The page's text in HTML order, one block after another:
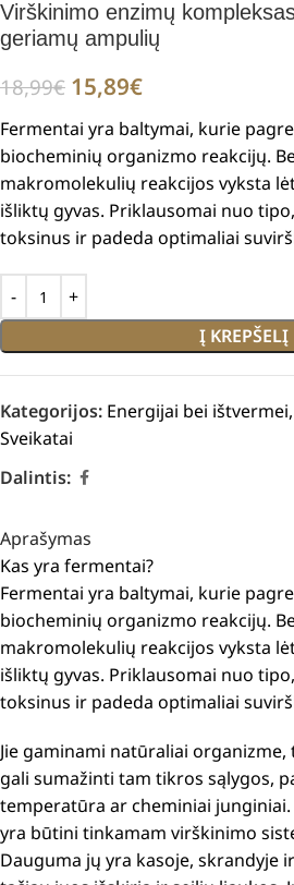
Virškinimo enzimų
geriamų ampulių
18,99€ 15,89€
Fermentai yra baltymai, kurie
biocheminių organizmo reakcijų.
makromolekulių reakcijos vyksta
išliktų gyvas. Priklausomai nuo
toksinus ir padeda optimaliai
Į KREPŠELĮ
Kategorijos: Energijai bei ištvermei,
Sveikatai
Dalintis:
Aprašymas
Kas yra fermentai?
Fermentai yra baltymai, kurie
biocheminių organizmo reakcijų.
makromolekulių reakcijos vyksta
išliktų gyvas. Priklausomai nuo
toksinus ir padeda optimaliai
Jie gaminami natūraliai
gali sumažinti tam tikros sąlygos,
temperatūra ar cheminiai
yra būtini tinkamam virškinimo
Dauguma jų yra kasoje, skrandyje